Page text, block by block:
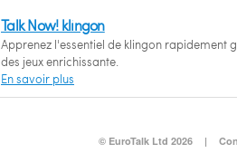
Talk Now! klingon
Apprenez l'essentiel de klingon rapidement
des jeux enrichissante.
En savoir plus
© EuroTalk Ltd 2026 |